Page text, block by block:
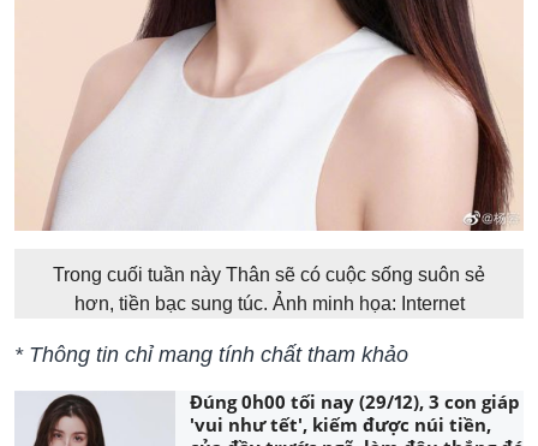
Trong cuối tuần này Thân sẽ có cuộc sống suôn sẻ
hơn, tiền bạc sung túc. Ảnh minh họa: Internet
* Thông tin chỉ mang tính chất tham khảo
Đúng 0h00 tối nay (29/12), 3 con giáp
'vui như tết', kiếm được núi tiền,